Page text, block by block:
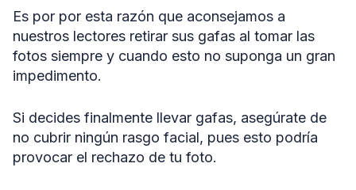
Es por por esta razón que aconsejamos a
nuestros lectores retirar sus gafas al tomar las
fotos siempre y cuando esto no suponga un gran
impedimento.
Si decides finalmente llevar gafas, asegúrate de
no cubrir ningún rasgo facial, pues esto podría
provocar el rechazo de tu foto.